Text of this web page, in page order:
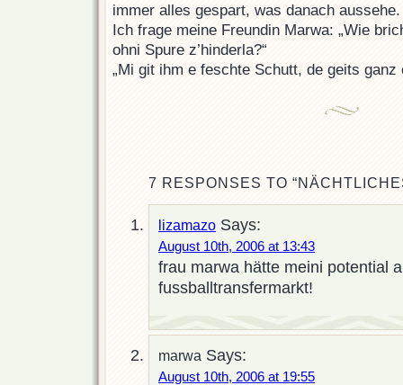
immer alles gespart, was danach aussehe.
Ich frage meine Freundin Marwa: „Wie
ohni Spure z’hinderla?“
„Mi git ihm e feschte Schutt, de geits ganz
7 RESPONSES TO
lizamazo Says:
August 10th, 2006 at 13:43
frau marwa hätte meini potential
fussballtransfermarkt!
marwa Says:
August 10th, 2006 at 19:55